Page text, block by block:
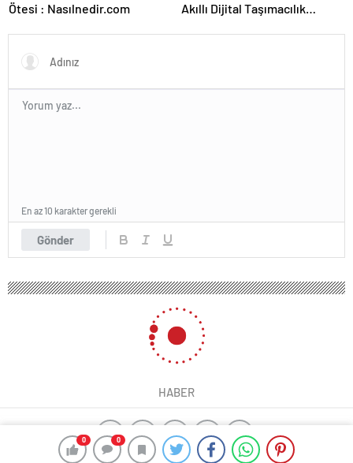
0 0
Ötesi : Nasılnedir.com
Akıllı Dijital Taşımacılık
Gönder
En az 10 karakter gerekli
HABER